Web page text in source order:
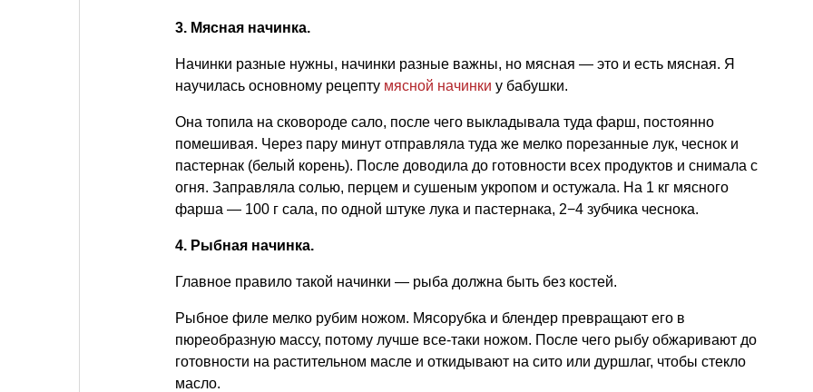
3. Мясная начинка.
Начинки разные нужны, начинки разные важны, но мясная — это и есть мясная. Я
научилась основному рецепту мясной начинки у бабушки.
Она топила на сковороде сало, после чего выкладывала туда фарш, постоянно
помешивая. Через пару минут отправляла туда же мелко порезанные лук, чеснок и
пастернак (белый корень). После доводила до готовности всех продуктов и снимала с
огня. Заправляла солью, перцем и сушеным укропом и остужала. На 1 кг мясного
фарша — 100 г сала, по одной штуке лука и пастернака, 2−4 зубчика чеснока.
4. Рыбная начинка.
Главное правило такой начинки — рыба должна быть без костей.
Рыбное филе мелко рубим ножом. Мясорубка и блендер превращают его в
пюреобразную массу, потому лучше все-таки ножом. После чего рыбу обжаривают до
готовности на растительном масле и откидывают на сито или дуршлаг, чтобы стекло
масло.